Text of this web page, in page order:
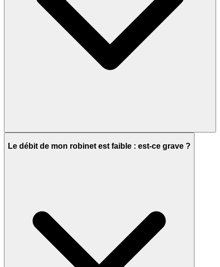
Le débit de mon robinet est faible : est-ce grave ?